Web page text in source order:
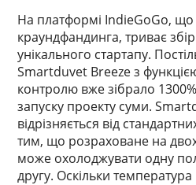
На платформі IndieGoGo,
краундфандинга, триває
унікального стартапу.
Smartduvet Breeze з
контролю вже зібрало 1300%
запуску проекту суми.
відрізняється від
тим, що розраховане на
може охолоджувати одну
другу. Оскільки температура